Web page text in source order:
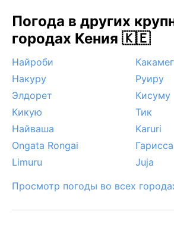
Погода в других
городах Кения 🇰🇪
Найроби
Накуру
Руиру
Элдорет
Кисуму
Кикую
Тик
Найваша
Karuri
Ongata Rongai
Гарисса
Limuru
Juja
Просмотр погоды во всех